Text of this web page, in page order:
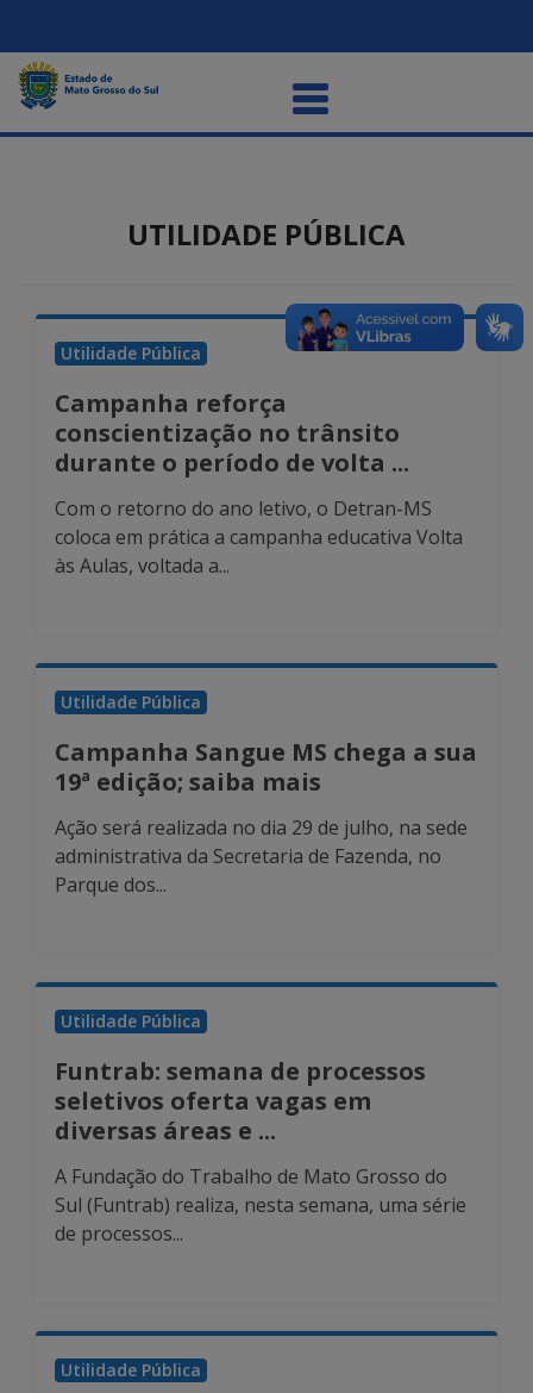
UTILIDADE PÚBLICA
Utilidade Pública
Campanha reforça
conscientização no trânsito
durante o período de volta ...
Com o retorno do ano letivo, o Detran-MS
coloca em prática a campanha educativa Volta
às Aulas, voltada a...
Utilidade Pública
Campanha Sangue MS chega a sua
19ª edição; saiba mais
Ação será realizada no dia 29 de julho, na sede
administrativa da Secretaria de Fazenda, no
Parque dos...
Utilidade Pública
Funtrab: semana de processos
seletivos oferta vagas em
diversas áreas e ...
A Fundação do Trabalho de Mato Grosso do
Sul (Funtrab) realiza, nesta semana, uma série
de processos...
Utilidade Pública